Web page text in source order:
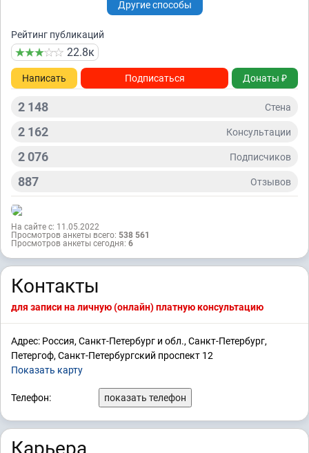
Другие способы
Рейтинг публикаций
22.8к
Написать Подписаться Донаты ₽
2 148 Стена
2 162 Консультации
2 076 Подписчиков
887 Отзывов
На сайте с: 11.05.2022
Просмотров анкеты всего: 538 561
Просмотров анкеты сегодня: 6
Контакты
для записи на личную (онлайн) платную консультацию
Адрес: Россия, Санкт-Петербург и обл., Санкт-Петербург,
Петергоф, Санкт-Петербургский проспект 12
Показать карту
Телефон: показать телефон